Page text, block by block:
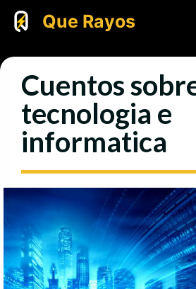
Saltar
Que Rayos
Cuentos
tecnologia e
informatica